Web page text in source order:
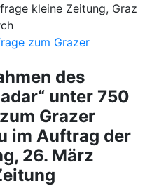
zum Grazer
des
unter 750
Grazer
im Auftrag der
26. März